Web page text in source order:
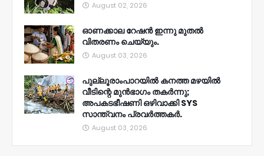
August 02, 2026
ഓണക്കാല റേഷൻ ഇന്നു മുതല്‍
വിതരണം ചെയ്യും.
August 03, 2026
പുല്ലൂരാംപാറയിൽ കനത്ത മഴയിൽ
വീടിന്റെ മുൻഭാഗം തകർന്നു;
അപകടഭീഷണി ഒഴിവാക്കി SYS
സാന്ത്വനം പ്രവർത്തകർ.
August 03, 2026